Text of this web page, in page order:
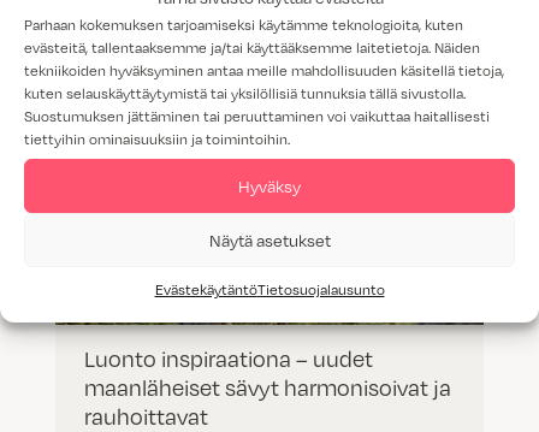
Parhaan kokemuksen tarjoamiseksi käytämme teknologioita, kuten
evästeitä, tallentaaksemme ja/tai käyttääksemme laitetietoja. Näiden
tekniikoiden hyväksyminen antaa meille mahdollisuuden käsitellä tietoja,
kuten selauskäyttäytymistä tai yksilöllisiä tunnuksia tällä sivustolla.
Suostumuksen jättäminen tai peruuttaminen voi vaikuttaa haitallisesti
tiettyihin ominaisuuksiin ja toimintoihin.
Hyväksy
Näytä asetukset
EvästekäytäntöTietosuojalausunto
Luonto inspiraationa – uudet
maanläheiset sävyt harmonisoivat ja
rauhoittavat